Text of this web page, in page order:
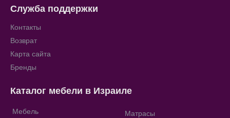
Служба поддержки
Контакты
Возврат
Карта сайта
Бренды
Каталог мебели в Израиле
Мебель Матрасы